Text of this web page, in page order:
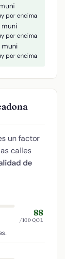
por encima
muni
por encima
muni
por encima
un factor
calles
de
88
/100 QOL